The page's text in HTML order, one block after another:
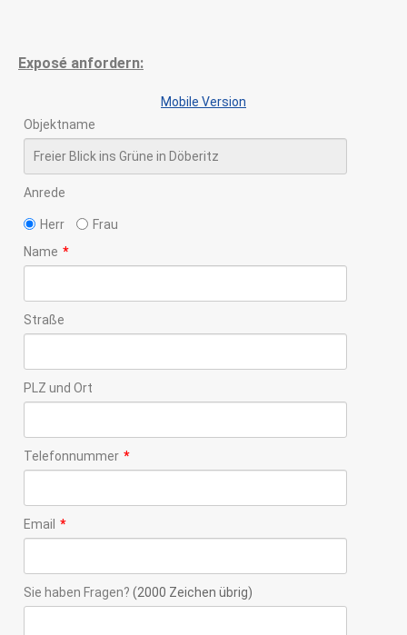
Exposé anfordern:
Mobile Version
Mobile Version
Objektname
Anrede
Herr
Frau
Name *
Straße
PLZ und Ort
Telefonnummer *
Email *
Sie haben Fragen? (2000 Zeichen übrig)